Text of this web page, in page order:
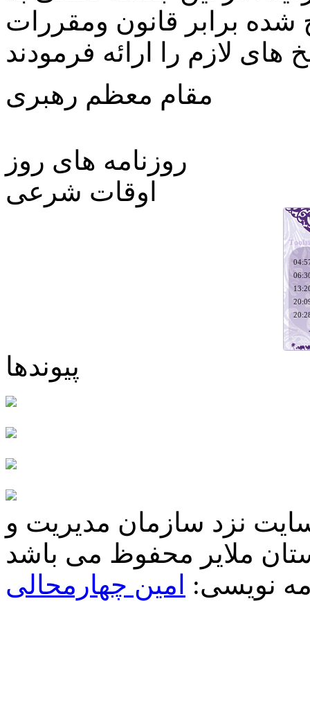
برابر قانون ومقررات
های لازم را ارائه فرمودند
مقام معظم رهبری
روزنامه های روز
اوقات شرعی
پیوندها
نزد سازمان مدیریت و
نویسی: امین چهارمحالی